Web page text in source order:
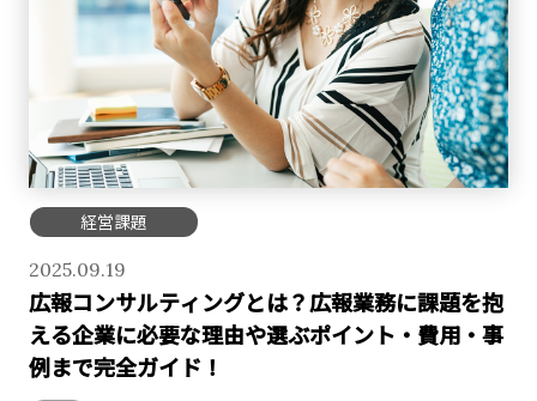
経営課題
2025.09.19
広報コンサルティングとは？広報業務に課題を抱
える企業に必要な理由や選ぶポイント・費用・事
例まで完全ガイド！